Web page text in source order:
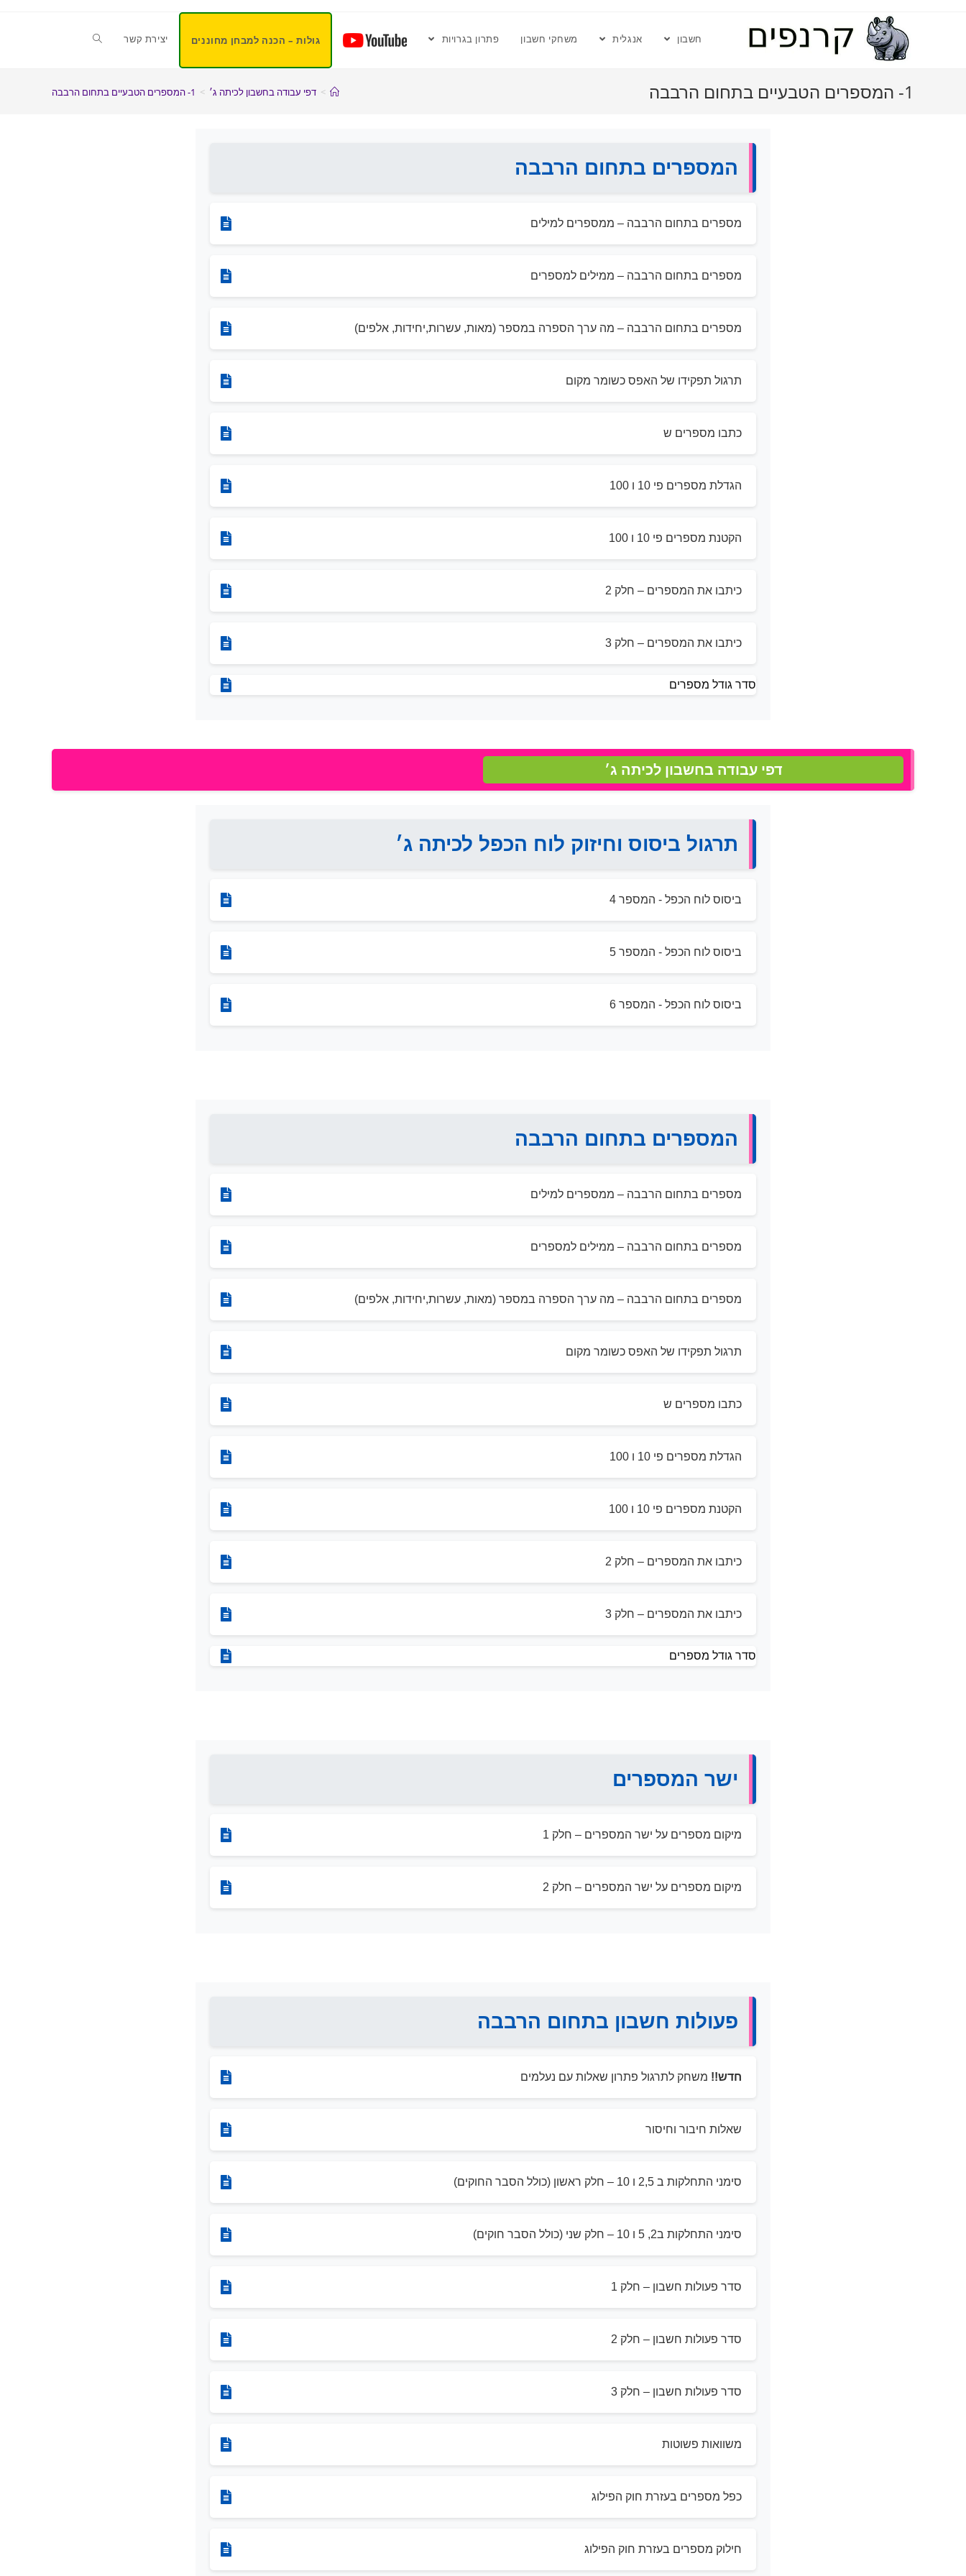
חשבון אנגלית משחקי חשבון פתרון בגרויות גולות – הכנה למבחן מחוננים יצירת קשר
1- המספרים הטבעיים בתחום הרבבה > דפי עבודה בחשבון לכיתה ג׳ > 1- המספרים הטבעיים בתחום הרבבה
המספרים בתחום הרבבה
מספרים בתחום הרבבה – ממספרים למילים
מספרים בתחום הרבבה – ממילים למספרים
מספרים בתחום הרבבה – מה ערך הספרה במספר (מאות, עשרות,יחידות, אלפים)
תרגול תפקידו של האפס כשומר מקום
כתבו מספרים ש
הגדלת מספרים פי 10 ו 100
הקטנת מספרים פי 10 ו 100
כיתבו את המספרים – חלק 2
כיתבו את המספרים – חלק 3
סדר גודל מספרים
דפי עבודה בחשבון לכיתה ג׳
תרגול ביסוס וחיזוק לוח הכפל לכיתה ג׳
ביסוס לוח הכפל - המספר 4
ביסוס לוח הכפל - המספר 5
ביסוס לוח הכפל - המספר 6
המספרים בתחום הרבבה
מספרים בתחום הרבבה – ממספרים למילים
מספרים בתחום הרבבה – ממילים למספרים
מספרים בתחום הרבבה – מה ערך הספרה במספר (מאות, עשרות,יחידות, אלפים)
תרגול תפקידו של האפס כשומר מקום
כתבו מספרים ש
הגדלת מספרים פי 10 ו 100
הקטנת מספרים פי 10 ו 100
כיתבו את המספרים – חלק 2
כיתבו את המספרים – חלק 3
סדר גודל מספרים
ישר המספרים
מיקום מספרים על ישר המספרים – חלק 1
מיקום מספרים על ישר המספרים – חלק 2
פעולות חשבון בתחום הרבבה
חדש!! משחק לתרגול פתרון שאלות עם נעלמים
שאלות חיבור וחיסור
סימני התחלקות ב 2,5 ו 10 – חלק ראשון (כולל הסבר החוקים)
סימני התחלקות ב2, 5 ו 10 – חלק שני (כולל הסבר חוקים)
סדר פעולות חשבון – חלק 1
סדר פעולות חשבון – חלק 2
סדר פעולות חשבון – חלק 3
משוואות פשוטות
כפל מספרים בעזרת חוק הפילוג
חילוק מספרים בעזרת חוק הפילוג